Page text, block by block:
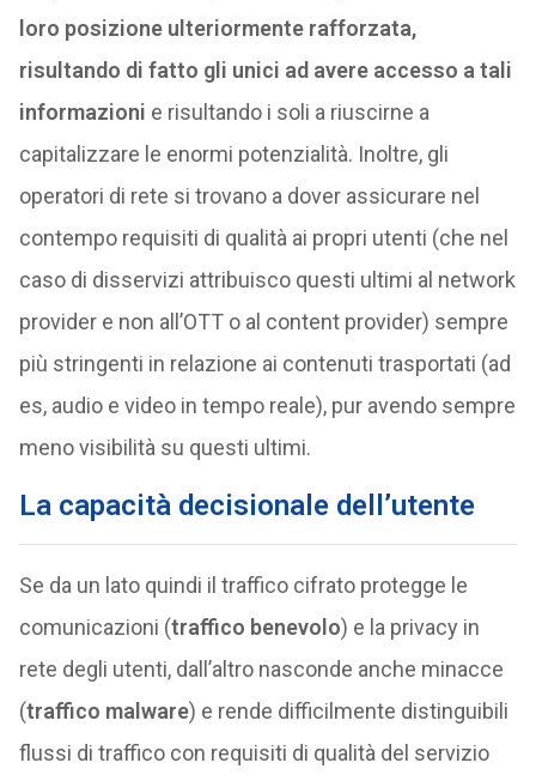
loro posizione ulteriormente rafforzata,
risultando di fatto gli unici ad avere accesso a tali
informazioni e risultando i soli a riuscirne a
capitalizzare le enormi potenzialità. Inoltre, gli
operatori di rete si trovano a dover assicurare nel
contempo requisiti di qualità ai propri utenti (che nel
caso di disservizi attribuisco questi ultimi al network
provider e non all’OTT o al content provider) sempre
più stringenti in relazione ai contenuti trasportati (ad
es, audio e video in tempo reale), pur avendo sempre
meno visibilità su questi ultimi.
La capacità decisionale dell’utente
Se da un lato quindi il traffico cifrato protegge le
comunicazioni (traffico benevolo) e la privacy in
rete degli utenti, dall’altro nasconde anche minacce
(traffico malware) e rende difficilmente distinguibili
flussi di traffico con requisiti di qualità del servizio